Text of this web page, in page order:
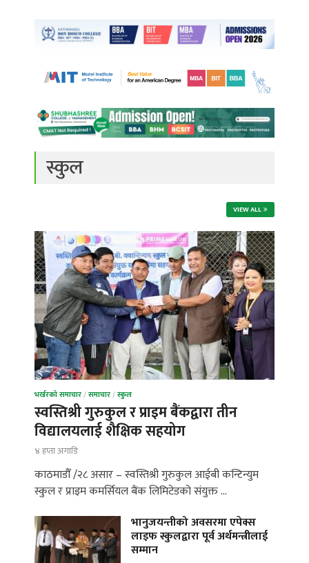
स्कुल
VIEW ALL
भर्खरको समाचार/समाचार/स्कुल
स्वस्तिश्री गुरुकुल र प्राइम बैंकद्वारा तीन
विद्यालयलाई शैक्षिक सहयोग
४ हप्ता अगाडि
काठमाडौँ /२८ असार – स्वस्तिश्री गुरुकुल आईबी कन्टिन्युम
स्कुल र प्राइम कमर्सियल बैंक लिमिटेडको संयुक्त …
भानुजयन्तीको अवसरमा एपेक्स
लाइफ स्कुलद्वारा पूर्व अर्थमन्त्रीलाई
सम्मान